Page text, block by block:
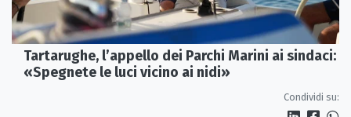
Tartarughe, l’appello dei Parchi Marini ai sindaci:
«Spegnete le luci vicino ai nidi»
Condividi su: